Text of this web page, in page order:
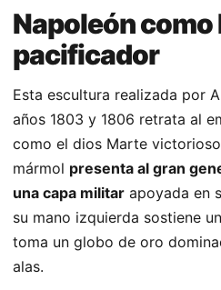
Napoleón
pacificador
Esta escultura realizada por
años 1803 y 1806 retrata al
como el dios Marte
mármol presenta al gran
una capa militar apoyada en
su mano izquierda sostiene
toma un globo de oro
alas.